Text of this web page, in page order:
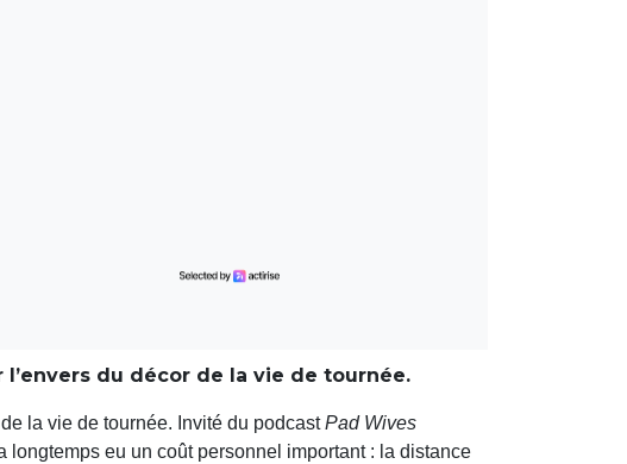
du décor de la vie de tournée.
la vie de tournée. Invité du podcastPad Wives
eu un coût personnel important : la distance